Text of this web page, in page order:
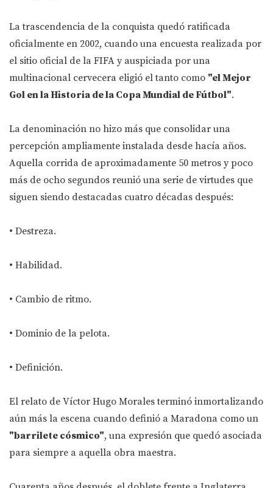
La trascendencia de la conquista quedó ratificada
oficialmente en 2002, cuando una encuesta realizada por
el sitio oficial de la FIFA y auspiciada por una
multinacional cervecera eligió el tanto como "el Mejor
Gol en la Historia de la Copa Mundial de Fútbol".
La denominación no hizo más que consolidar una
percepción ampliamente instalada desde hacía años.
Aquella corrida de aproximadamente 50 metros y poco
más de ocho segundos reunió una serie de virtudes que
siguen siendo destacadas cuatro décadas después:
• Destreza.
• Habilidad.
• Cambio de ritmo.
• Dominio de la pelota.
• Definición.
El relato de Víctor Hugo Morales terminó inmortalizando
aún más la escena cuando definió a Maradona como un
"barrilete cósmico", una expresión que quedó asociada
para siempre a aquella obra maestra.